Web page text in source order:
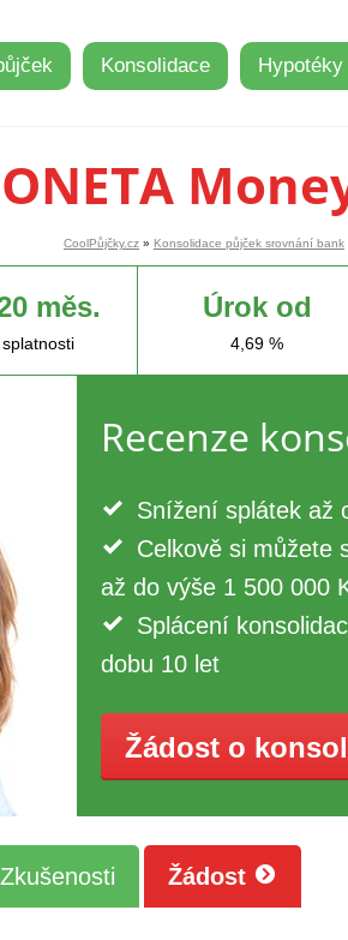
Konsolidace Hypotéky
CoolPůjčky.cz » Konsolidace půjček srovnání bank
měs. Úrok od
4,69 %
Recenze
Snížení splátek až
Celkově si můžete
až do výše 1 500 000
Splácení
dobu 10 let
Žádost o
Zkušenosti Žádost